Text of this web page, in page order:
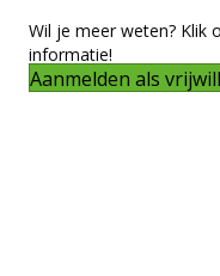
Wil je meer weten? Klik
informatie!
Aanmelden als